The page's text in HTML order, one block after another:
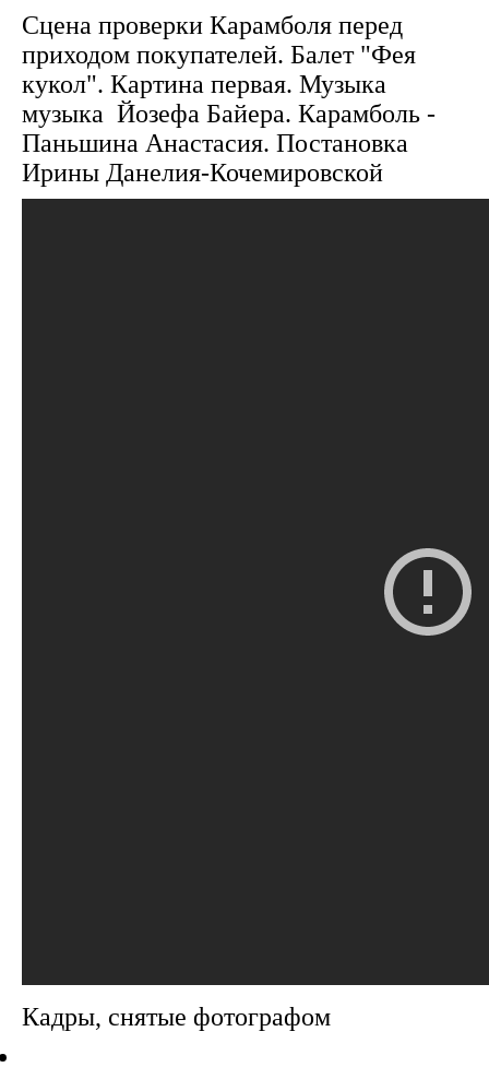
Сцена проверки Карамболя перед
приходом покупателей. Балет "Фея
кукол". Картина первая. Музыка
музыка Йозефа Байера. Карамболь -
Паньшина Анастасия. Постановка
Ирины Данелия-Кочемировской
Кадры, снятые фотографом